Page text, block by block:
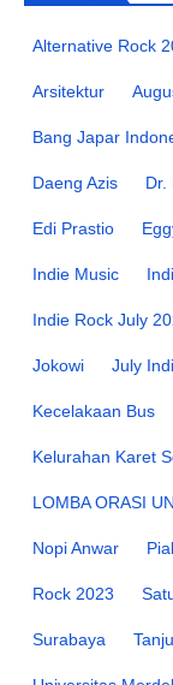
Alternative Rock
Arsitektur
Bang Japar
Daeng Azis Dr.
Edi Prastio
Indie Music
Indie Rock July
Jokowi July
Kecelakaan Bus
Kelurahan Karet
LOMBA ORASI
Nopi Anwar
Rock 2023
Surabaya